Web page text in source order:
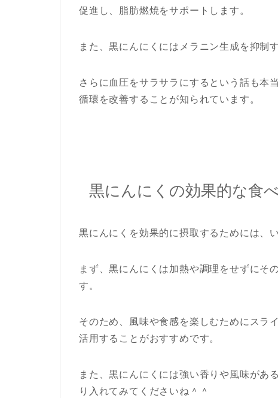
促進し、脂肪燃焼をサポートします。
また、黒にんにくにはメラニン生成を抑制
さらに血圧をサラサラにするという話も本
循環を改善することが知られています。
黒にんにくの効果的な食
黒にんにくを効果的に摂取するためには、
まず、黒にんにくは加熱や調理をせずにそ
す。
そのため、風味や食感を楽しむためにスラ
活用することがおすすめです。
また、黒にんにくには強い香りや風味があ
り入れてみてくださいね＾＾